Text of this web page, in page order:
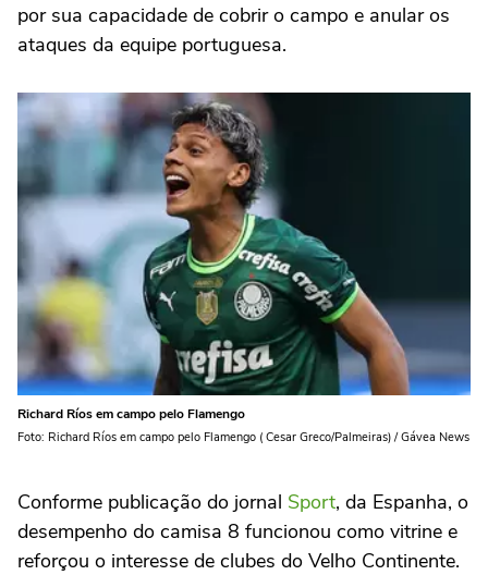
por sua capacidade de cobrir o campo e anular os
ataques da equipe portuguesa.
Richard Ríos em campo pelo Flamengo
Foto: Richard Ríos em campo pelo Flamengo ( Cesar Greco/Palmeiras) / Gávea News
Conforme publicação do jornal Sport, da Espanha, o
desempenho do camisa 8 funcionou como vitrine e
reforçou o interesse de clubes do Velho Continente.